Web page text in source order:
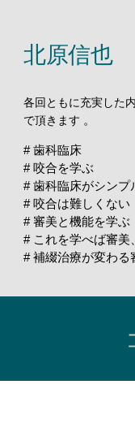
北原信也
各回ともに充実した
で頂きます 。
# 歯科臨床
# 咬合を学ぶ
# 歯科臨床がシンプ
# 咬合は難しくない
# 審美と機能を学ぶ
# これを学べば審美
# 補綴治療が変わる